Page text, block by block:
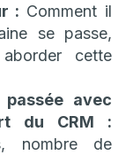
: Comment il
se passe,
cette
avec
du CRM :
nombre de